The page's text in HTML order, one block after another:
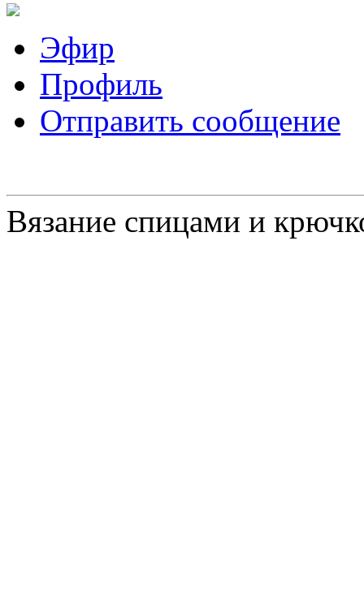
Эфир
Профиль
Отправить сообщение
Вязание спицами и